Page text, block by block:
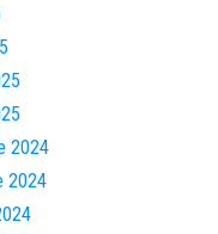
2024
2024